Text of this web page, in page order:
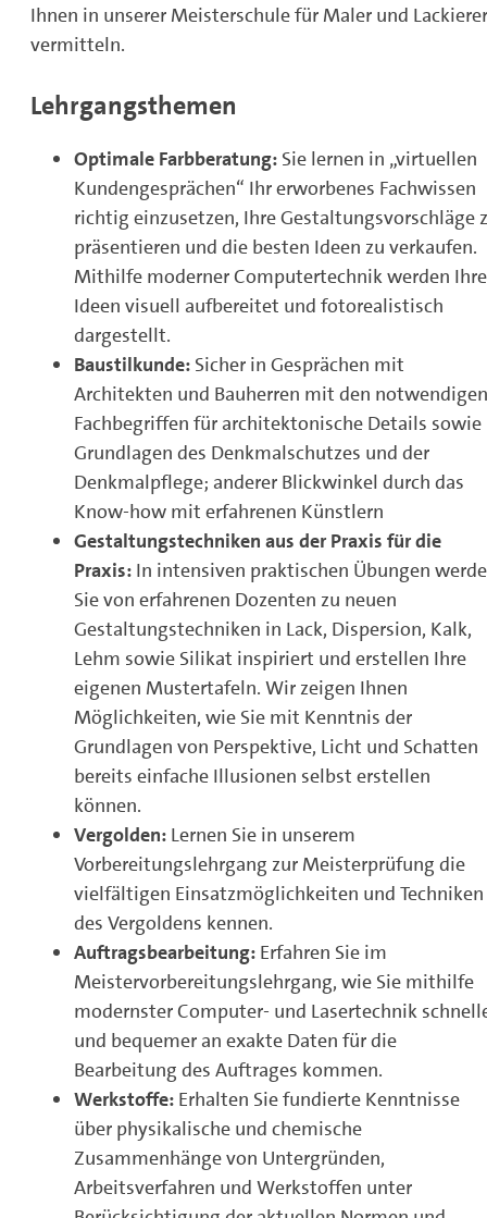
Ihnen in unserer Meisterschule für Maler und Lackierer
vermitteln.
Lehrgangsthemen
Optimale Farbberatung: Sie lernen in „virtuellen
Kundengesprächen“ Ihr erworbenes Fachwissen
richtig einzusetzen, Ihre Gestaltungsvorschläge
präsentieren und die besten Ideen zu verkaufen.
Mithilfe moderner Computertechnik werden Ihre
Ideen visuell aufbereitet und fotorealistisch
dargestellt.
Baustilkunde: Sicher in Gesprächen mit
Architekten und Bauherren mit den notwendigen
Fachbegriffen für architektonische Details sowie
Grundlagen des Denkmalschutzes und der
Denkmalpflege; anderer Blickwinkel durch das
Know-how mit erfahrenen Künstlern
Gestaltungstechniken aus der Praxis für die
Praxis: In intensiven praktischen Übungen
Sie von erfahrenen Dozenten zu neuen
Gestaltungstechniken in Lack, Dispersion, Kalk,
Lehm sowie Silikat inspiriert und erstellen Ihre
eigenen Mustertafeln. Wir zeigen Ihnen
Möglichkeiten, wie Sie mit Kenntnis der
Grundlagen von Perspektive, Licht und Schatten
bereits einfache Illusionen selbst erstellen
können.
Vergolden: Lernen Sie in unserem
Vorbereitungslehrgang zur Meisterprüfung die
vielfältigen Einsatzmöglichkeiten und Techniken
des Vergoldens kennen.
Auftragsbearbeitung: Erfahren Sie im
Meistervorbereitungslehrgang, wie Sie mithilfe
modernster Computer- und Lasertechnik
und bequemer an exakte Daten für die
Bearbeitung des Auftrages kommen.
Werkstoffe: Erhalten Sie fundierte Kenntnisse
über physikalische und chemische
Zusammenhänge von Untergründen,
Arbeitsverfahren und Werkstoffen unter